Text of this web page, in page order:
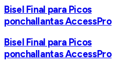
Bisel Final para Picos
ponchallantas AccessPro
Bisel Final para Picos
ponchallantas AccessPro